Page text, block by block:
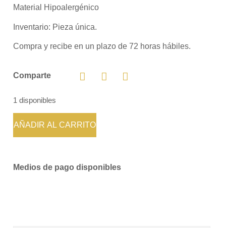
Material Hipoalergénico
Inventario: Pieza única.
Compra y recibe en un plazo de 72 horas hábiles.
Comparte
1 disponibles
AÑADIR AL CARRITO
Medios de pago disponibles